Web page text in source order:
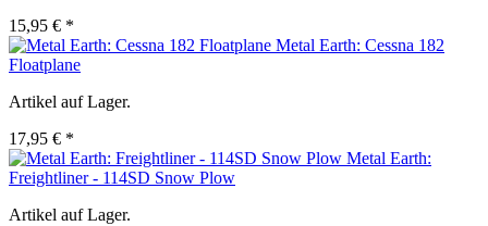
15,95 € *
Metal Earth: Cessna 182
Floatplane
Artikel auf Lager.
17,95 € *
Metal Earth:
Freightliner - 114SD Snow Plow
Artikel auf Lager.